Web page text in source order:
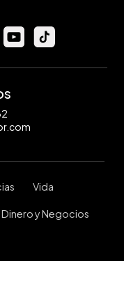
Vida
Dinero y Negocios